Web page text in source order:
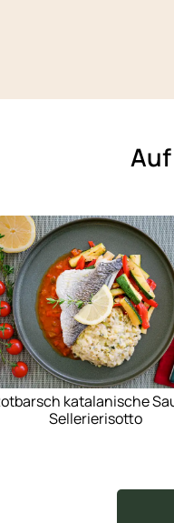
katalanische
Sellerierisotto